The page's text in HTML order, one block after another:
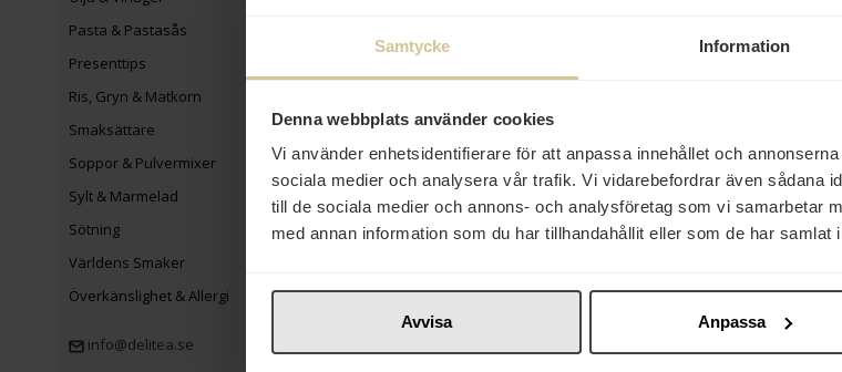
Samtycke Information
Denna webbplats använder cookies
Vi använder enhetsidentifierare för att anpassa innehållet och
sociala medier och analysera vår trafik. Vi vidarebefordrar även sådana
till de sociala medier och annons- och analysföretag som vi samarbetar
med annan information som du har tillhandahållit eller som de har samlat
Avvisa Anpassa
Pasta & Pastasås
Presenttips
Ris, Gryn & Matkorn
Smaksättare
Soppor & Pulvermixer
Sylt & Marmelad
Sötning
Världens Smaker
Överkänslighet & Allergi
info@delitea.se
Rummo Mezzi Rigatoni
500g
Rummo Tagliatelle
All'Uovo no 132 250g